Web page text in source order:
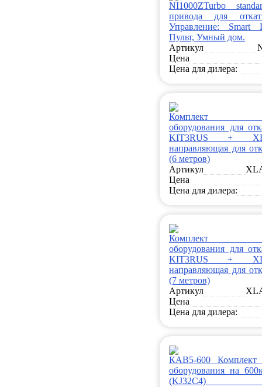
NI1000ZTurbo
привода для
Управление: Smart
Пульт, Умный дом.
Артикул
Цена
Цена для дилера:
Комплект
оборудования для
KIT3RUS +
направляющая для
(6 метров)
Артикул
Цена
Цена для дилера:
Комплект
оборудования для
KIT3RUS +
направляющая для
(7 метров)
Артикул
Цена
Цена для дилера:
КАВ5-600 Комплект
оборудования на
(KJ32C4)